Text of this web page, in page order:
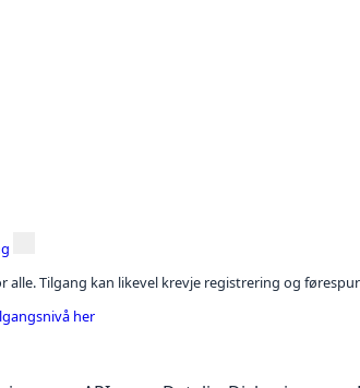
alle. Tilgang kan likevel krevje registrering og
her